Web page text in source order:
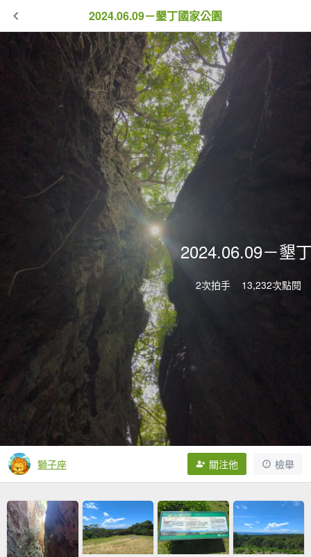
2024.06.09－墾丁國家公園
2024.06.09－墾
2次拍手 13,232次點閱
獅子座 關注他 檢舉